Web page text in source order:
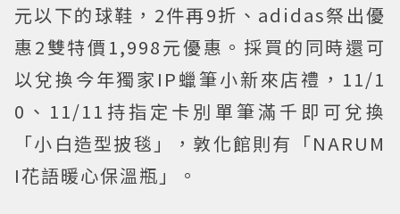
元以下的球鞋，2件再9折、adidas祭出優
惠2雙特價1,998元優惠。採買的同時還可
以兌換今年獨家IP蠟筆小新來店禮，11/1
0、11/11持指定卡別單筆滿千即可兌換
「小白造型披毯」，敦化館則有「NARUM
I花語暖心保溫瓶」。